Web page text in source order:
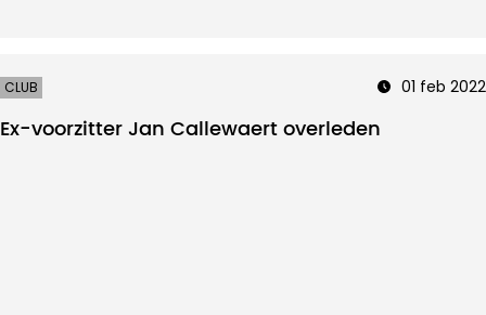
CLUB 01 feb 2022
Ex-voorzitter Jan Callewaert overleden